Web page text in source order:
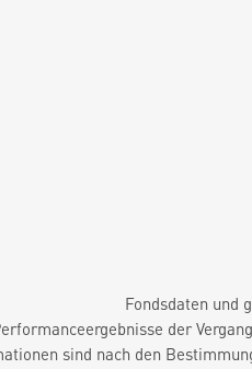
Fondsdaten und
der
sind nach den